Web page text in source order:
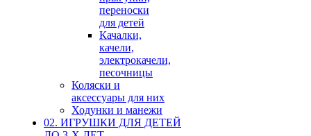
переноски
для детей
Качалки,
качели,
электрокачели,
песочницы
Коляски и
аксессуары для них
Ходунки и манежи
02. ИГРУШКИ ДЛЯ ДЕТЕЙ